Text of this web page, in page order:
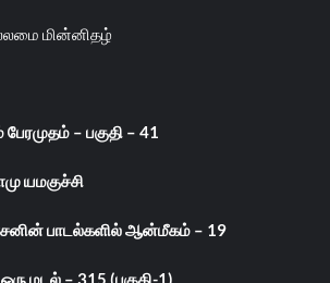
மின்னிதழ்
– பகுதி – 41
யமகுச்சி
பாடல்களில் ஆன்மீகம் – 19
மடல் – 315 (பகுதி-1)